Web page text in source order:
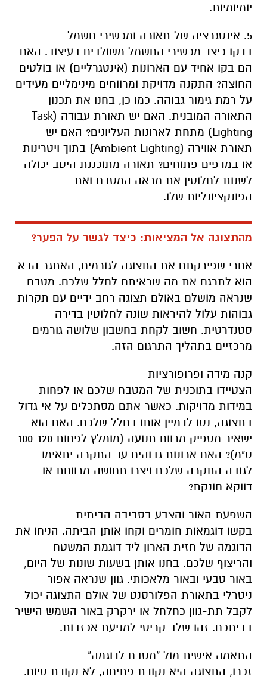
יומיומיות.
5. אינטגרציה של תאורה ומכשירי חשמל
בדקו כיצד מכשירי החשמל משולבים בעיצוב. האם
הם בקו אחיד עם הארונות (אינטגרליים) או בולטים
החוצה? התקנה מדויקת ומרווחים מינימליים מעידים
על רמת גימור גבוהה. כמו כן, בחנו את תכנון
התאורה המובנית. האם יש תאורת עבודה (Task
Lighting) מתחת לארונות העליונים? האם יש
תאורת אווירה (Ambient Lighting) בתוך ויטרינות
או במדפים פתוחים? תאורה מתוכננת היטב יכולה
לשנות לחלוטין את מראה המטבח ואת
הפונקציונליות שלו.
מהתצוגה אל המציאות: כיצד לגשר על הפער?
אחרי שפירקתם את התצוגה לגורמים, האתגר הבא
הוא לתרגם את מה שראיתם לחלל שלכם. מטבח
שנראה מושלם באולם תצוגה רחב ידיים עם תקרות
גבוהות עלול להיראות שונה לחלוטין בדירה
סטנדרטית. חשוב לקחת בחשבון שלושה גורמים
מרכזיים בתהליך התרגום הזה.
קנה מידה ופרופורציות
הצטיידו בתוכנית של המטבח שלכם או לפחות
במידות מדויקות. כאשר אתם מסתכלים על אי גדול
בתצוגה, נסו לדמיין אותו בחלל שלכם. האם הוא
ישאיר מספיק מרווח תנועה (מומלץ לפחות 100-120
ס"מ)? האם ארונות גבוהים עד התקרה יתאימו
לגובה התקרה שלכם ויצרו תחושה מרווחת או
דווקא חונקת?
השפעת האור והצבע בסביבה הביתית
בקשו דוגמאות חומרים וקחו אותן הביתה. הניחו את
הדוגמה של חזית הארון ליד דוגמת המשטח
והריצוף שלכם. בחנו אותן בשעות שונות של היום,
באור טבעי ובאור מלאכותי. גוון שנראה אפור
ניטרלי בתאורת הפלורסנט של אולם התצוגה יכול
לקבל תת-גוון כחלחל או ירקרק באור השמש הישיר
בביתכם. זהו שלב קריטי למניעת אכזבות.
התאמה אישית מול "מטבח לדוגמה"
זכרו, התצוגה היא נקודת פתיחה, לא נקודת סיום.